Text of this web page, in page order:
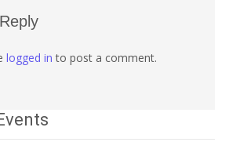
logged in to post a comment.